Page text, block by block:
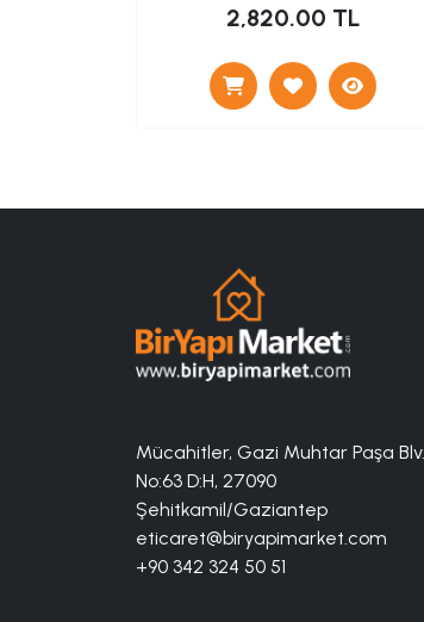
2,820.00 TL
Mücahitler, Gazi Muhtar Paşa Blv.
No:63 D:H, 27090
Şehitkamil/Gaziantep
eticaret@biryapimarket.com
+90 342 324 50 51